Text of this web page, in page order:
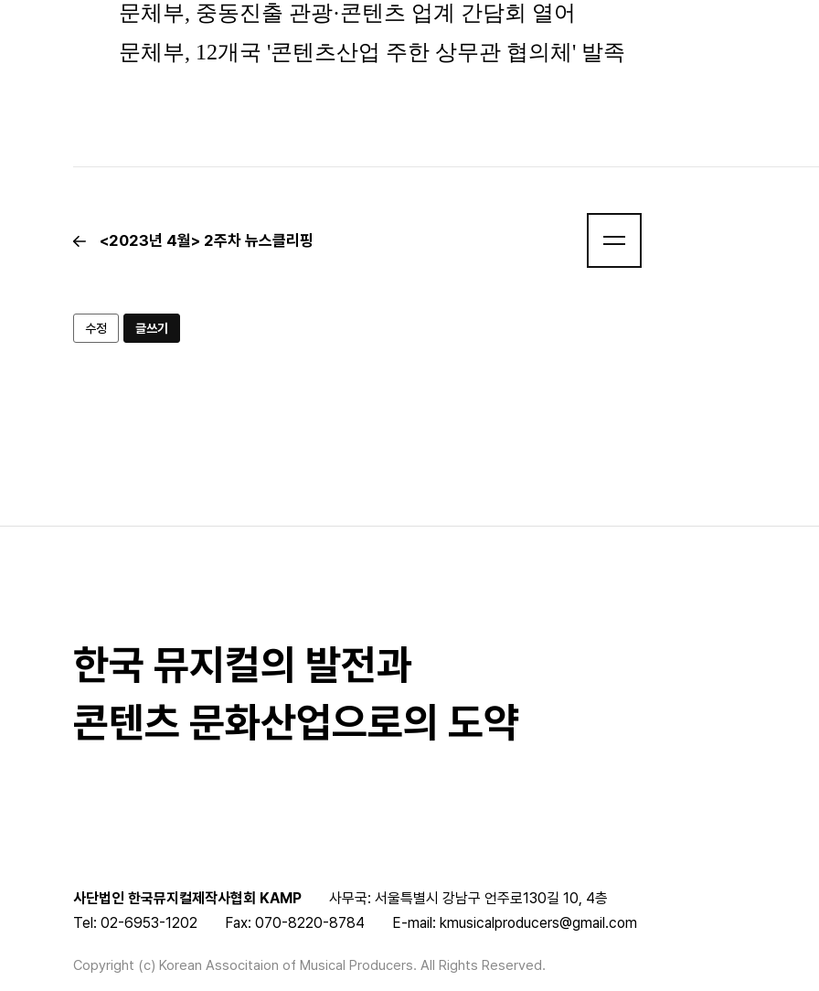
문체부, 중동진출 관광·콘텐츠 업계 간담회 열어
문체부, 12개국 '콘텐츠산업 주한 상무관 협의체' 발족
<2023년 4월> 2주차 뉴스클리핑
수정 글쓰기
한국 뮤지컬의 발전과
콘텐츠 문화산업으로의 도약
사단법인 한국뮤지컬제작사협회 KAMP
사무국: 서울특별시 강남구 언주로130길 10, 4층
Tel: 02-6953-1202
Fax: 070-8220-8784 E-mail: kmusicalproducers@gmail.com
Copyright (c) Korean Associtaion of Musical Producers. All Rights Reserved.